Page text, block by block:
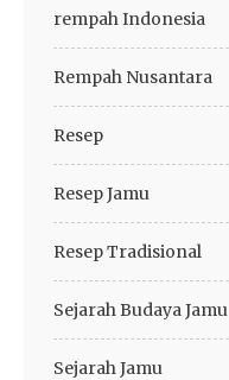
rempah Indonesia
Rempah Nusantara
Resep
Resep Jamu
Resep Tradisional
Sejarah Budaya Jamu
Sejarah Jamu